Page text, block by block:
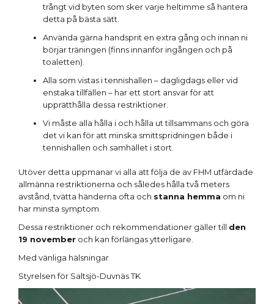
trångt vid byten som sker varje heltimme så hantera
detta på bästa sätt.
Använda gärna handsprit en extra gång och innan ni
börjar träningen (finns innanför ingången och på
toaletten).
Alla som vistas i tennishallen – dagligdags eller vid
enstaka tillfällen – har ett stort ansvar för att
upprätthålla dessa restriktioner.
Vi måste alla hålla i och hålla ut tillsammans och göra
det vi kan för att minska smittspridningen både i
tennishallen och samhället i stort.
Utöver detta uppmanar vi alla att följa de av FHM utfärdade
allmänna restriktionerna och således hålla två meters
avstånd, tvätta händerna ofta och stanna hemma om ni
har minsta symptom.
Dessa restriktioner och rekommendationer gäller till den
19 november och kan förlängas ytterligare.
Med vänliga hälsningar
Styrelsen för Saltsjö-Duvnäs TK